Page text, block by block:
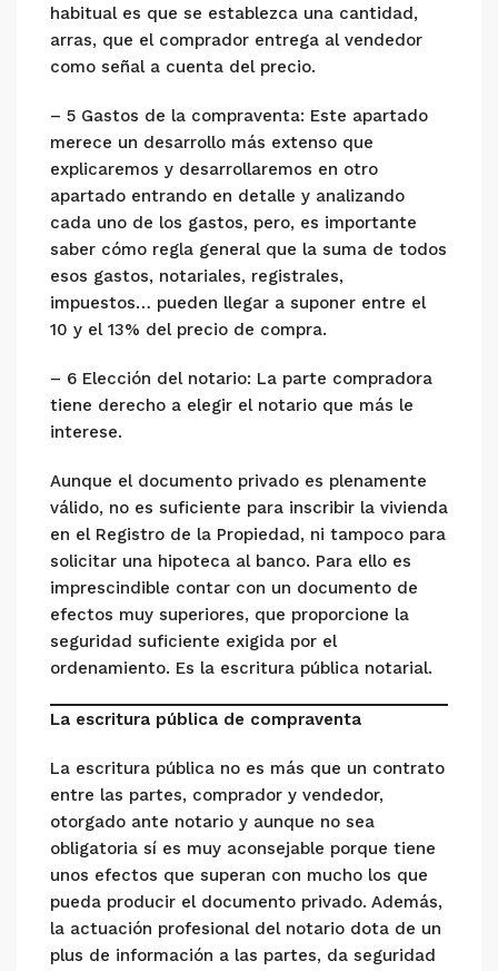
habitual es que se establezca una cantidad,
arras, que el comprador entrega al vendedor
como señal a cuenta del precio.
– 5 Gastos de la compraventa: Este apartado
merece un desarrollo más extenso que
explicaremos y desarrollaremos en otro
apartado entrando en detalle y analizando
cada uno de los gastos, pero, es importante
saber cómo regla general que la suma de todos
esos gastos, notariales, registrales,
impuestos… pueden llegar a suponer entre el
10 y el 13% del precio de compra.
– 6 Elección del notario: La parte compradora
tiene derecho a elegir el notario que más le
interese.
Aunque el documento privado es plenamente
válido, no es suficiente para inscribir la vivienda
en el Registro de la Propiedad, ni tampoco para
solicitar una hipoteca al banco. Para ello es
imprescindible contar con un documento de
efectos muy superiores, que proporcione la
seguridad suficiente exigida por el
ordenamiento. Es la escritura pública notarial.
La escritura pública de compraventa
La escritura pública no es más que un contrato
entre las partes, comprador y vendedor,
otorgado ante notario y aunque no sea
obligatoria sí es muy aconsejable porque tiene
unos efectos que superan con mucho los que
pueda producir el documento privado. Además,
la actuación profesional del notario dota de un
plus de información a las partes, da seguridad